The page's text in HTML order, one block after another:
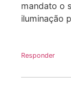
mandato o
iluminação
Responder